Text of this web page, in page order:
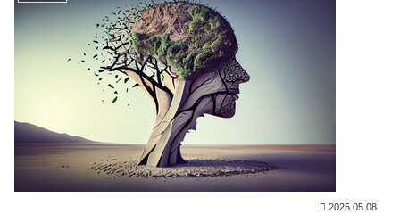
2025.05.08